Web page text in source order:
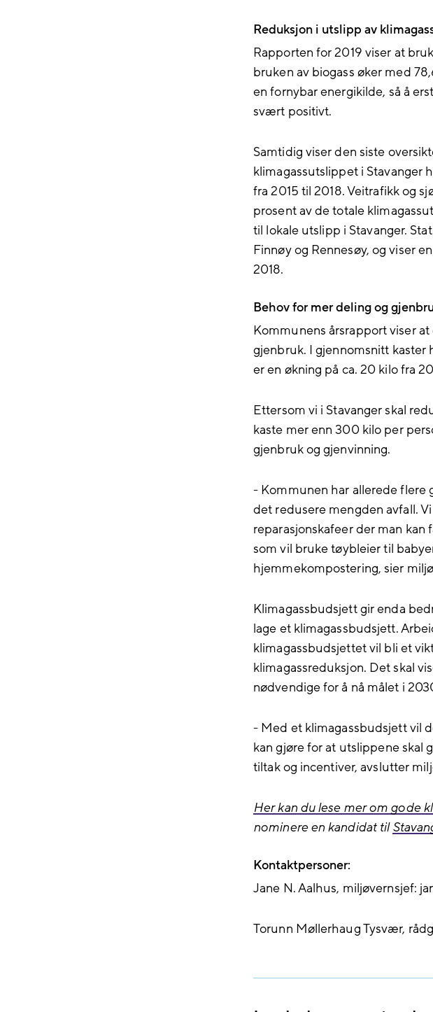
Reduksjon i utslipp av
Rapporten for 2019 viser at
bruken av biogass øker med
en fornybar energikilde, så å
svært positivt.
Samtidig viser den siste
klimagassutslippet i Stavanger
fra 2015 til 2018. Veitrafikk og
prosent av de totale
til lokale utslipp i Stavanger.
Finnøy og Rennesøy, og viser
2018.
Behov for mer deling og
Kommunens årsrapport viser
gjenbruk. I gjennomsnitt kaster
er en økning på ca. 20 kilo fra
Ettersom vi i Stavanger skal
kaste mer enn 300 kilo per
gjenbruk og gjenvinning.
- Kommunen har allerede flere
det redusere mengden avfall.
reparasjonskafeer der man
som vil bruke tøybleier til
hjemmekompostering, sier
Klimagassbudsjett gir enda
lage et klimagassbudsjett.
klimagassbudsjettet vil bli et
klimagassreduksjon. Det skal
nødvendige for å nå målet i
- Med et klimagassbudsjett vil
kan gjøre for at utslippene skal
tiltak og incentiver, avslutter
Her kan du lese mer om gode
nominere en kandidat til
Kontaktpersoner:
Jane N. Aalhus, miljøvernsjef:
Torunn Møllerhaug Tysvær,